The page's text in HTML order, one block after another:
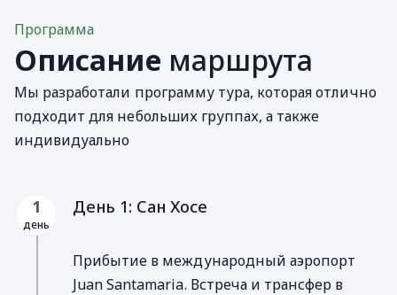
Программа
Описание маршрута
Мы разработали программу тура, которая отлично
подходит для небольших группах, а также
индивидуально
1
день
День 1: Сан Хосе
Прибытие в международный аэропорт
Juan Santamaria. Встреча и трансфер в